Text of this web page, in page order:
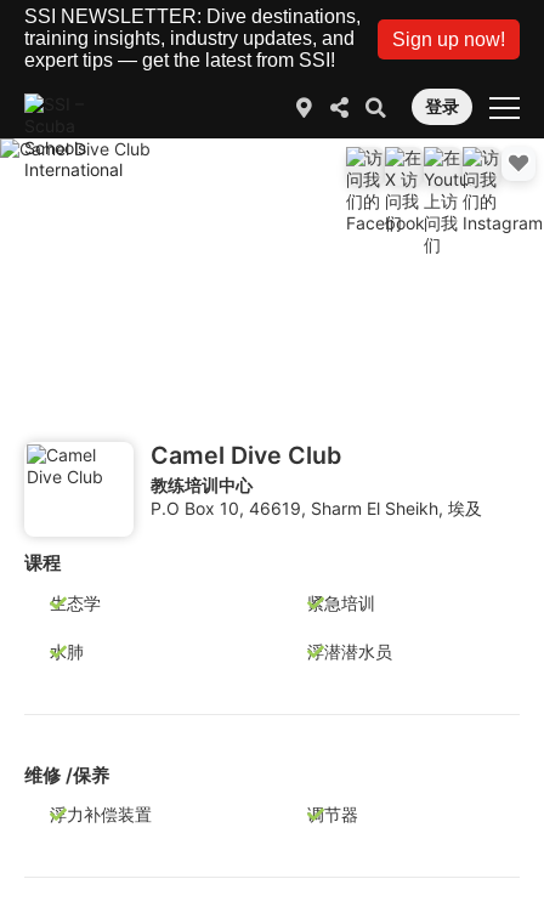
SSI NEWSLETTER: Dive destinations,
training insights, industry updates, and
expert tips — get the latest from SSI!
Sign up now!
登录
Camel Dive Club
教练培训中心
P.O Box 10, 46619, Sharm El Sheikh, 埃及
课程
生态学 紧急培训
水肺 浮潜潜水员
维修 /保养
浮力补偿装置 调节器